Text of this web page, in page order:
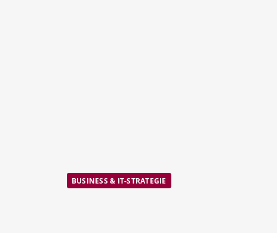
BUSINESS & IT-STRATEGIE